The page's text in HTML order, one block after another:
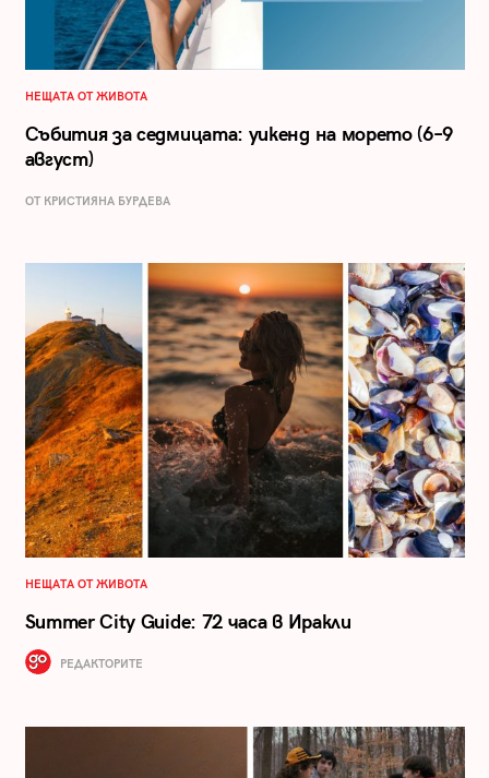
НЕЩАТА ОТ ЖИВОТА
Събития за седмицата: уикенд на морето (6–9
август)
ОТ КРИСТИЯНА БУРДЕВА
НЕЩАТА ОТ ЖИВОТА
Summer City Guide: 72 часа в Иракли
РЕДАКТОРИТЕ